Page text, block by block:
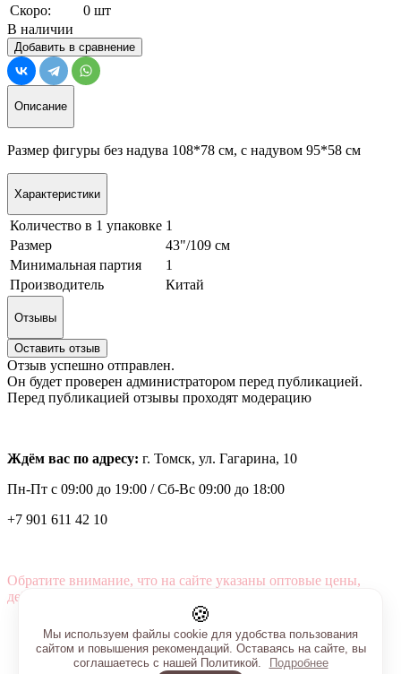
Скоро:
0 шт
В наличии
Добавить в сравнение
Описание
Размер фигуры без надува 108*78 см, с надувом 95*58 см
Характеристики
Количество в 1 упаковке 1
Размер
43"/109 см
Минимальная партия
1
Производитель
Китай
Отзывы
Оставить отзыв
Отзыв успешно отправлен.
Он будет проверен администратором перед публикацией.
Перед публикацией отзывы проходят модерацию
Ждём вас по адресу: г. Томск, ул. Гагарина, 10
Пн-Пт с 09:00 до 19:00 /Сб-Вс 09:00 до 18:00
+7 901 611 42 10
Обратите внимание, что на сайте указаны оптовые цены,
действующие при первом заказе от 3000 рублей.
🍪
Мы используем файлы cookie для удобства пользования
сайтом и повышения рекомендаций. Оставаясь на сайте, вы
соглашаетесь с нашей Политикой.
Подробнее